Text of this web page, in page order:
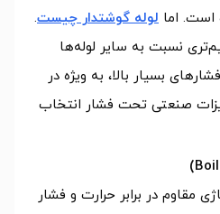
است. اما لوله گوشتدار چیست.
نسبت به سایر لوله‌ها
بسیار بالا، به ویژه در
صنعتی تحت فشار انتخاب
مقاوم در برابر حرارت و فشار